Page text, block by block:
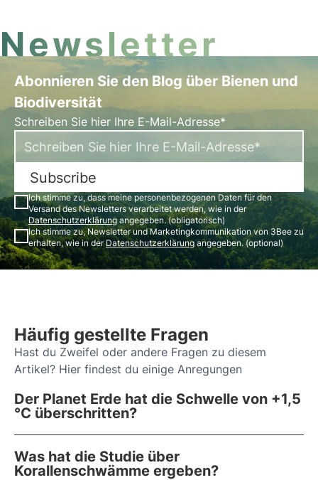
Newsletter
Abonnieren Sie den Blog über Bienen und
Biodiversität
Schreiben Sie hier Ihre E-Mail-Adresse*
Subscribe
Ich stimme zu, dass meine personenbezogenen Daten für den
Versand des Newsletters verarbeitet werden, wie in der
Datenschutzerklärungangegeben. (obligatorisch)
Ich stimme zu, Newsletter und Marketingkommunikation von 3Bee zu
erhalten, wie in derDatenschutzerklärungangegeben. (optional)
Häufig gestellte Fragen
Hast du Zweifel oder andere Fragen zu diesem
Artikel? Hier findest du einige Anregungen
Der Planet Erde hat die Schwelle von +1,5
°C überschritten?
Was hat die Studie über
Korallenschwämme ergeben?